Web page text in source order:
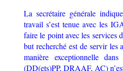
La secrétaire générale
travail s’est tenue avec les
faire le point avec les services
but recherché est de servir les
manière exceptionnelle
(DD(ets)PP, DRAAF, AC)